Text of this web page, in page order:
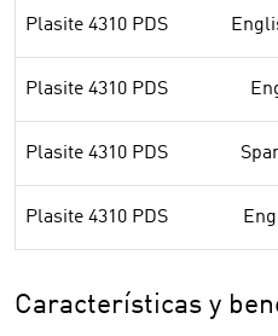
Plasite 4310 PDS
Plasite 4310 PDS
Plasite 4310 PDS
Plasite 4310 PDS
Características y